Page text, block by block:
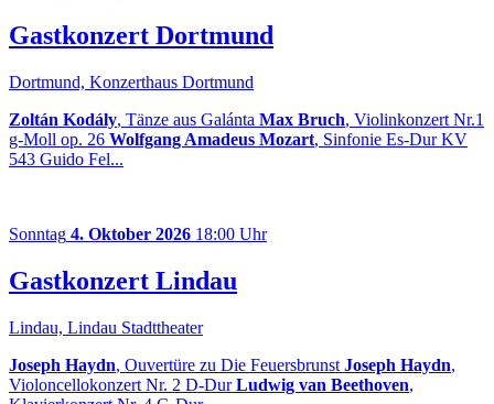
Gastkonzert Dortmund
Dortmund, Konzerthaus Dortmund
Zoltán Kodály, Tänze aus Galánta Max Bruch, Violinkonzert Nr.1
g-Moll op. 26 Wolfgang Amadeus Mozart, Sinfonie Es-Dur KV
543 Guido Fel...
Sonntag 4. Oktober 2026 18:00 Uhr
Gastkonzert Lindau
Lindau, Lindau Stadttheater
Joseph Haydn, Ouvertüre zu Die Feuersbrunst Joseph Haydn,
Violoncellokonzert Nr. 2 D-DurLudwig van Beethoven,